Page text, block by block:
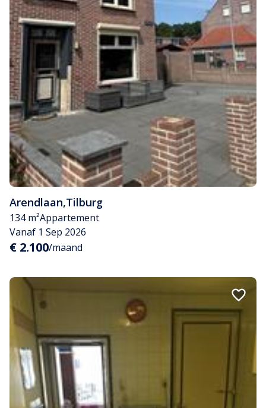
Arendlaan,Tilburg
134 m²Appartement
Vanaf 1 Sep 2026
€ 2.100/maand